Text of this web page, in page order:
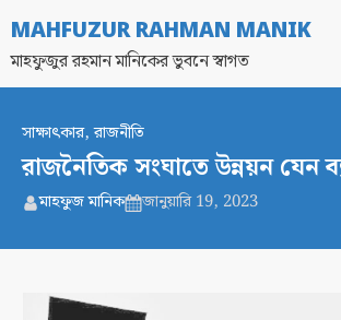
MAHFUZUR RAHMAN MANIK
মাহফুজুর রহমান মানিকের ভুবনে স্বাগত
সাক্ষাৎকার,রাজনীতি
রাজনৈতিক সংঘাতে উন্নয়ন যেন
মাহফুজ মানিক জানুয়ারি 19, 2023